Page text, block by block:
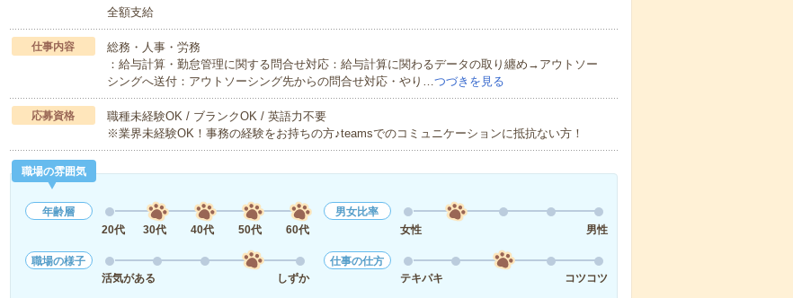
全額支給
仕事内容
総務・人事・労務
：給与計算・勤怠管理に関する問合せ対応：給与計算に関わるデータの取り纏め→アウトソー
シングへ送付：アウトソーシング先からの問合せ対応・やり…つづきを見る
応募資格
職種未経験OK / ブランクOK / 英語力不要
※業界未経験OK！事務の経験をお持ちの方♪teamsでのコミュニケーションに抵抗ない方！
職場の雰囲気
年齢層
20代
30代 40代 50代 60代
男女比率
女性
男性
職場の様子
活気がある
しずか
仕事の仕方
テキパキ
コツコツ